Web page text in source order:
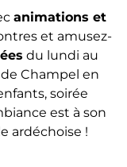
animations et
et amusez-
du lundi au
Champel en
soirée
est à son
ardéchoise !